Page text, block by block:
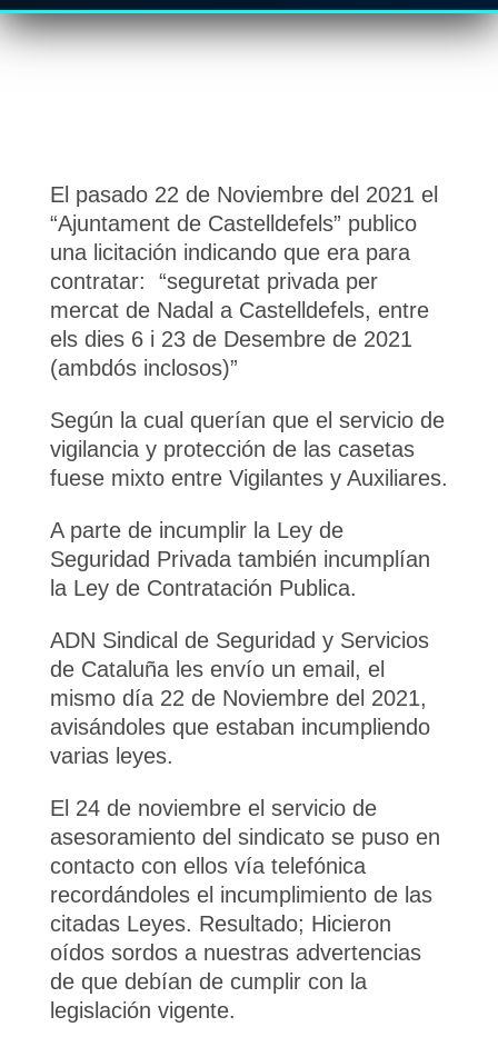
El pasado 22 de Noviembre del 2021 el
“Ajuntament de Castelldefels” publico
una licitación indicando que era para
contratar: “seguretat privada per
mercat de Nadal a Castelldefels, entre
els dies 6 i 23 de Desembre de 2021
(ambdós inclosos)”
Según la cual querían que el servicio de
vigilancia y protección de las casetas
fuese mixto entre Vigilantes y Auxiliares.
A parte de incumplir la Ley de
Seguridad Privada también incumplían
la Ley de Contratación Publica.
ADN Sindical de Seguridad y Servicios
de Cataluña les envío un email, el
mismo día 22 de Noviembre del 2021,
avisándoles que estaban incumpliendo
varias leyes.
El 24 de noviembre el servicio de
asesoramiento del sindicato se puso en
contacto con ellos vía telefónica
recordándoles el incumplimiento de las
citadas Leyes. Resultado; Hicieron
oídos sordos a nuestras advertencias
de que debían de cumplir con la
legislación vigente.